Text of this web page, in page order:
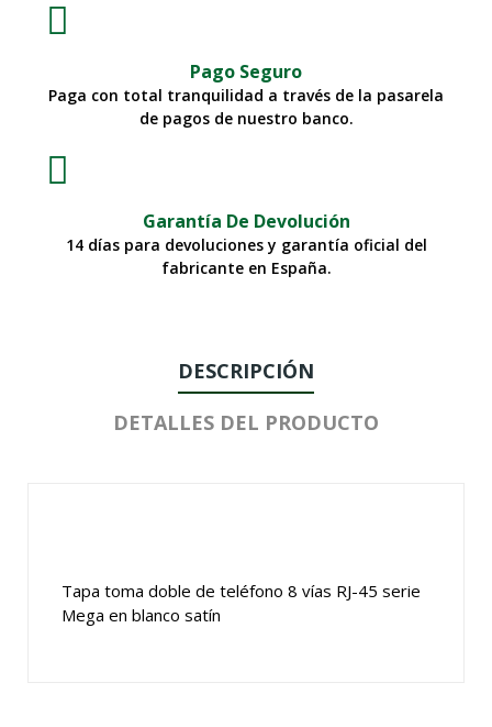
Pago Seguro
Paga con total tranquilidad a través de la pasarela
de pagos de nuestro banco.
Garantía De Devolución
14 días para devoluciones y garantía oficial del
fabricante en España.
DESCRIPCIÓN
DETALLES DEL PRODUCTO
Tapa toma doble de teléfono 8 vías RJ-45 serie
Mega en blanco satín